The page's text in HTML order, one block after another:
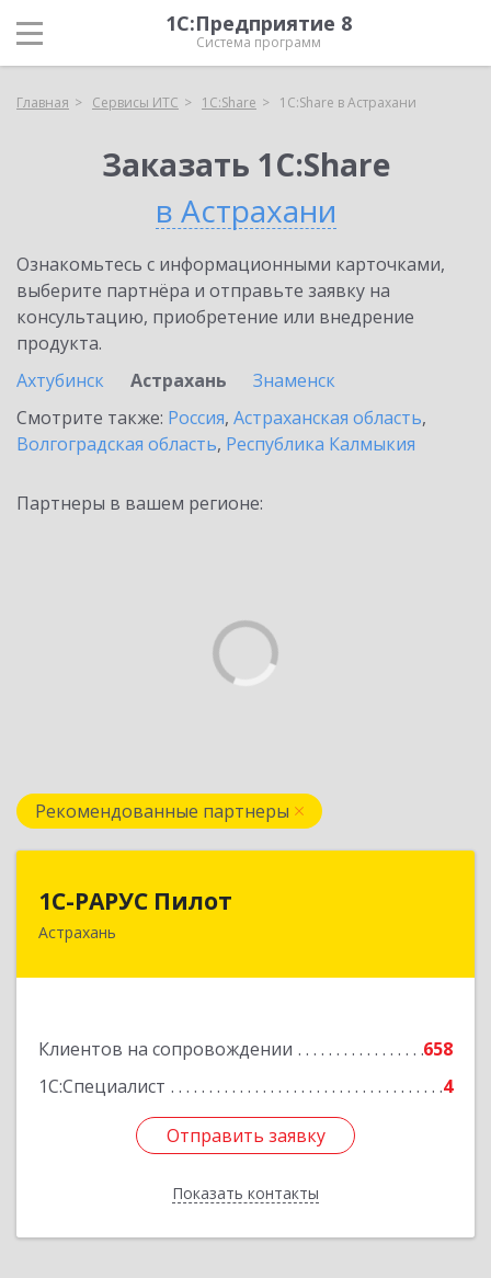
1С:Предприятие 8
Система программ
Главная Сервисы ИТС 1С:Share 1С:Share в Астрахани
Заказать 1С:Share
в Астрахани
Ознакомьтесь с информационными карточками,
выберите партнёра и отправьте заявку на
консультацию, приобретение или внедрение
продукта.
Ахтубинск
Астрахань
Знаменск
Смотрите также: Россия, Астраханская область,
Волгоградская область, Республика Калмыкия
Партнеры в вашем регионе:
Рекомендованные партнеры
1С-РАРУС Пилот
Астрахань
Клиентов на сопровождении
658
1С:Специалист
4
Отправить заявку
Показать контакты
Отправить заявку
Назад